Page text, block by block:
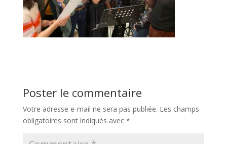
Poster le commentaire
Votre adresse e-mail ne sera pas publiée. Les champs
obligatoires sont indiqués avec *